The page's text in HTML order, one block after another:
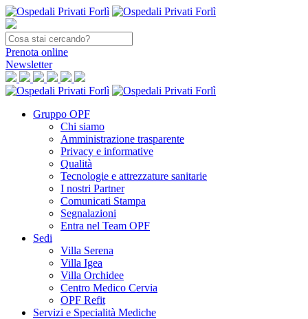
Prenota online
Newsletter
Gruppo OPF
Chi siamo
Amministrazione trasparente
Privacy e informative
Qualità
Tecnologie e attrezzature sanitarie
I nostri Partner
Comunicati Stampa
Segnalazioni
Entra nel Team OPF
Sedi
Villa Serena
Villa Igea
Villa Orchidee
Centro Medico Cervia
OPF Refit
Servizi e Specialità Mediche